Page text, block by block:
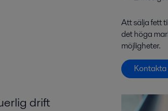
Att sälja fett
det höga
möjligheter.
drift